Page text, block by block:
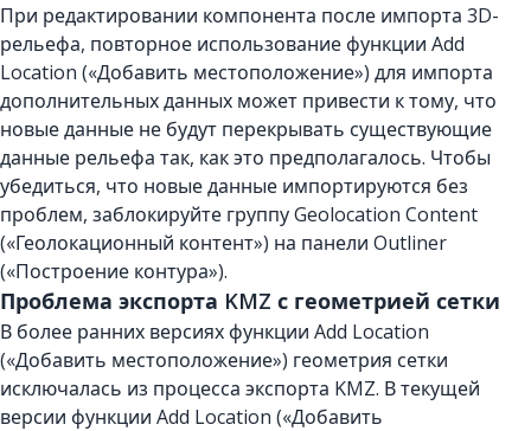
При редактировании компонента после импорта 3D-
рельефа, повторное использование функции Add
Location («Добавить местоположение») для импорта
дополнительных данных может привести к тому, что
новые данные не будут перекрывать существующие
данные рельефа так, как это предполагалось. Чтобы
убедиться, что новые данные импортируются без
проблем, заблокируйте группу Geolocation Content
(«Геолокационный контент») на панели Outliner
(«Построение контура»).
Проблема экспорта KMZ с геометрией сетки
В более ранних версиях функции Add Location
(«Добавить местоположение») геометрия сетки
исключалась из процесса экспорта KMZ. В текущей
версии функции Add Location («Добавить